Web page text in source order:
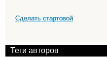
Сделать стартовой
Теги авторов